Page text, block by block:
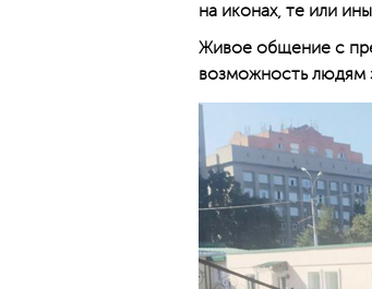
на иконах, те или
Живое общение с
возможность людям